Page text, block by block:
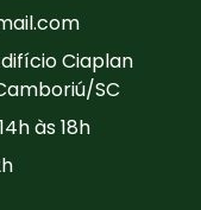
Ciaplan
SC
às 18h